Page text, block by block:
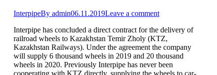
InterpipeBy admin06.11.2019Leave a comment
Interpipe has concluded a direct contract for the delivery of
railroad wheels to Kazakhstan Temir Zholy (KTZ,
Kazakhstan Railways). Under the agreement the company
will supply 6 thousand wheels in 2019 and 20 thousand
wheels in 2020. Previously Interpipe has never been
cooperating with KTZ directly, supplying the wheels to car-